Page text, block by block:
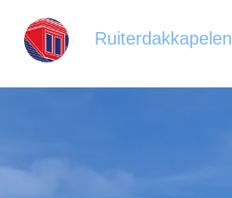
Ruiterdakkapelen